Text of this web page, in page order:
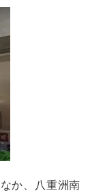
か、八重洲南